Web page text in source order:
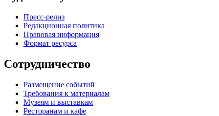
Пресс-релиз
Редакционная политика
Правовая информация
Формат ресурса
Сотрудничество
Размещение событий
Требования к материалам
Музеям и выставкам
Ресторанам и кафе